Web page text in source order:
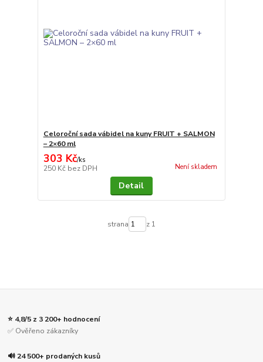
Celoroční sada vábidel na kuny FRUIT + SALMON
– 2×60 ml
303 Kč/ks
250 Kč bez DPH Není skladem
Detail
strana z 1
⭐ 4,8/5 z 3 200+ hodnocení
✅ Ověřeno zákazníky
🔊 24 500+ prodaných kusů